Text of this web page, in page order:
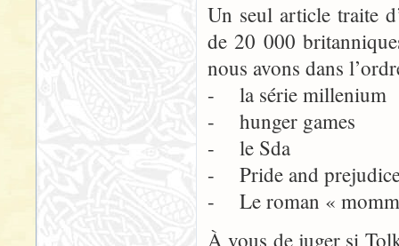
Un seul article traite
de 20 000
nous avons dans
- la série millenium
- hunger games
- le Sda
- Pride and
- Le roman «
À vous de juger si